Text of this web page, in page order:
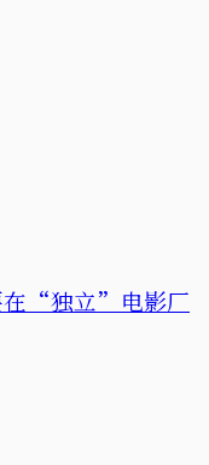
在“独立”电影厂